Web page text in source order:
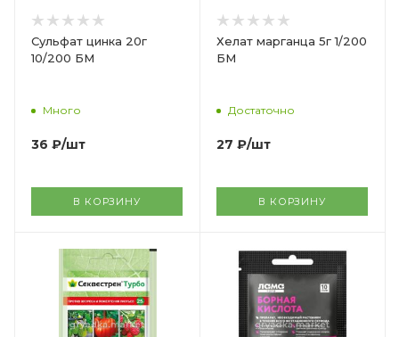
Сульфат цинка 20г
10/200 БМ
Много
36 ₽/шт
В КОРЗИНУ
Хелат марганца 5г 1/200
БМ
Достаточно
27 ₽/шт
В КОРЗИНУ